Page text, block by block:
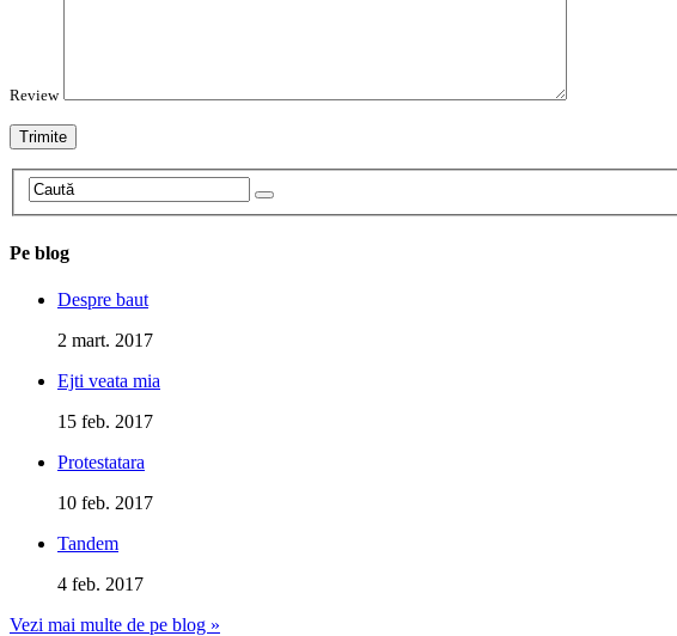
Review
Pe blog
Despre baut
2 mart. 2017
Ejti veata mia
15 feb. 2017
Protestatara
10 feb. 2017
Tandem
4 feb. 2017
Vezi mai multe de pe blog »